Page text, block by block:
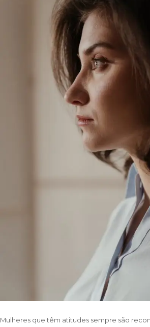
Mulheres que têm atitudes sempre são